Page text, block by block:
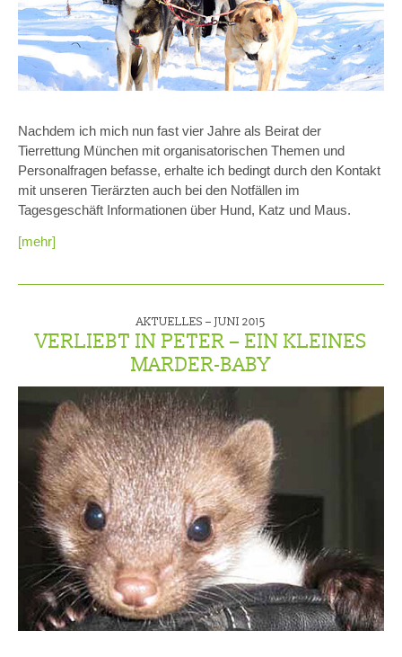
Nachdem ich mich nun fast vier Jahre als Beirat der
Tierrettung München mit organisatorischen Themen und
Personalfragen befasse, erhalte ich bedingt durch den Kontakt
mit unseren Tierärzten auch bei den Notfällen im
Tagesgeschäft Informationen über Hund, Katz und Maus.
[mehr]
AKTUELLES – JUNI 2015
VERLIEBT IN PETER – EIN KLEINES
MARDER-BABY